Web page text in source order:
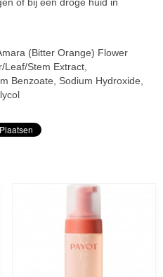
(Bitter Orange) Flower
Stem Extract,
Benzoate, Sodium Hydroxide,